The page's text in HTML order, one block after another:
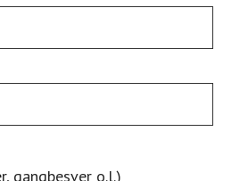
gangbesver o.l.)